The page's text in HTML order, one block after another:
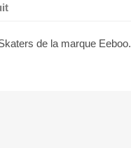
de la marque Eeboo.